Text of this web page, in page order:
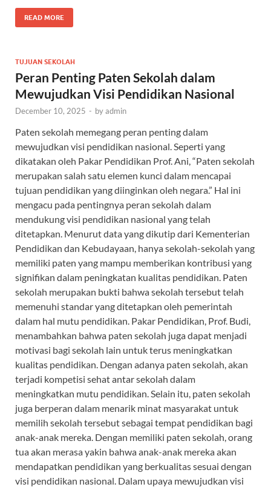
READ MORE
TUJUAN SEKOLAH
Peran Penting Paten Sekolah dalam
Mewujudkan Visi Pendidikan Nasional
December 10, 2025 - byadmin
Paten sekolah memegang peran penting dalam
mewujudkan visi pendidikan nasional. Seperti yang
dikatakan oleh Pakar Pendidikan Prof. Ani, “Paten sekolah
merupakan salah satu elemen kunci dalam mencapai
tujuan pendidikan yang diinginkan oleh negara.” Hal ini
mengacu pada pentingnya peran sekolah dalam
mendukung visi pendidikan nasional yang telah
ditetapkan. Menurut data yang dikutip dari Kementerian
Pendidikan dan Kebudayaan, hanya sekolah-sekolah yang
memiliki paten yang mampu memberikan kontribusi yang
signifikan dalam peningkatan kualitas pendidikan. Paten
sekolah merupakan bukti bahwa sekolah tersebut telah
memenuhi standar yang ditetapkan oleh pemerintah
dalam hal mutu pendidikan. Pakar Pendidikan, Prof. Budi,
menambahkan bahwa paten sekolah juga dapat menjadi
motivasi bagi sekolah lain untuk terus meningkatkan
kualitas pendidikan. Dengan adanya paten sekolah, akan
terjadi kompetisi sehat antar sekolah dalam
meningkatkan mutu pendidikan. Selain itu, paten sekolah
juga berperan dalam menarik minat masyarakat untuk
memilih sekolah tersebut sebagai tempat pendidikan bagi
anak-anak mereka. Dengan memiliki paten sekolah, orang
tua akan merasa yakin bahwa anak-anak mereka akan
mendapatkan pendidikan yang berkualitas sesuai dengan
visi pendidikan nasional. Dalam upaya mewujudkan visi